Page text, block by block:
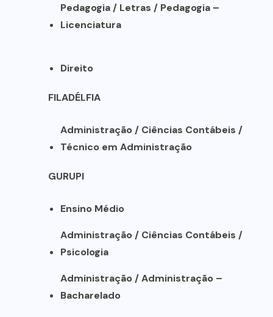
Pedagogia / Letras / Pedagogia –
Licenciatura
Direito
FILADÉLFIA
Administração / Ciências Contábeis /
Técnico em Administração
GURUPI
Ensino Médio
Administração / Ciências Contábeis /
Psicologia
Administração / Administração –
Bacharelado